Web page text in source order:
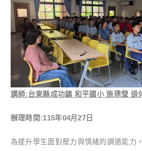
講師:台東縣成功鎮 和平國小 施琇瑩 退
辦理時間:115年04月27日
為提升學生面對壓力與情緒的調適能力